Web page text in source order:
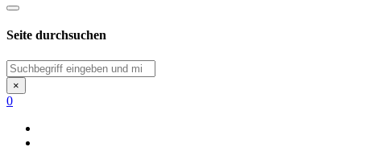
Seite durchsuchen
Suchen
×
0